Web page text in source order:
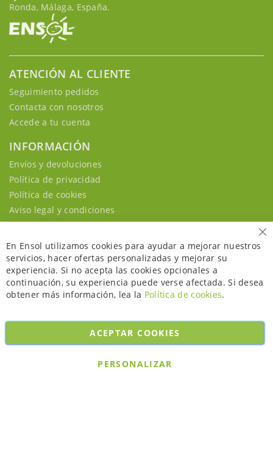
Ronda, Málaga, España.
ATENCIÓN AL CLIENTE
Seguimiento pedidos
Contacta con nosotros
Accede a tu cuenta
INFORMACIÓN
Envíos y devoluciones
Política de privacidad
Política de cookies
Aviso legal y condiciones
Copyright © 2026. All rights reserved. Powered byBobaly Partners.
En Ensol utilizamos cookies para ayudar a mejorar nuestros
servicios, hacer ofertas personalizadas y mejorar su
experiencia. Si no acepta las cookies opcionales a
continuación, su experiencia puede verse afectada. Si desea
obtener más información, lea la Política de cookies.
ACEPTAR COOKIES
PERSONALIZAR